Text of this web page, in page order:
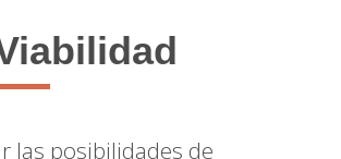
las posibilidades de